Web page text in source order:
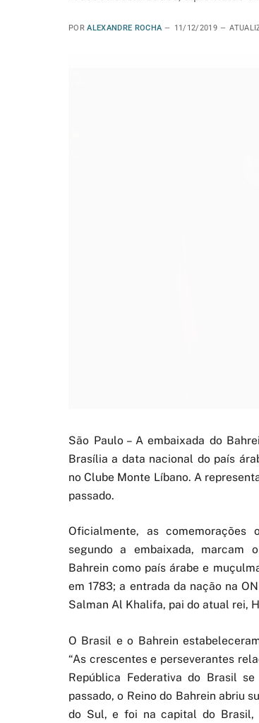
POR ALEXANDRE ROCHA 11/12/2019
São Paulo – A embaixada do
Brasília a data nacional do país
no Clube Monte Líbano. A
passado.
Oficialmente, as comemorações
segundo a embaixada, marcam
Bahrein como país árabe e
em 1783; a entrada da nação na
Salman Al Khalifa, pai do atual rei,
O Brasil e o Bahrein
“As crescentes e perseverantes
República Federativa do Brasil
passado, o Reino do Bahrein abriu
do Sul, e foi na capital do Brasil,